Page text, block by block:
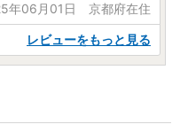
年06月01日 京都府在住
レビューをもっと見る